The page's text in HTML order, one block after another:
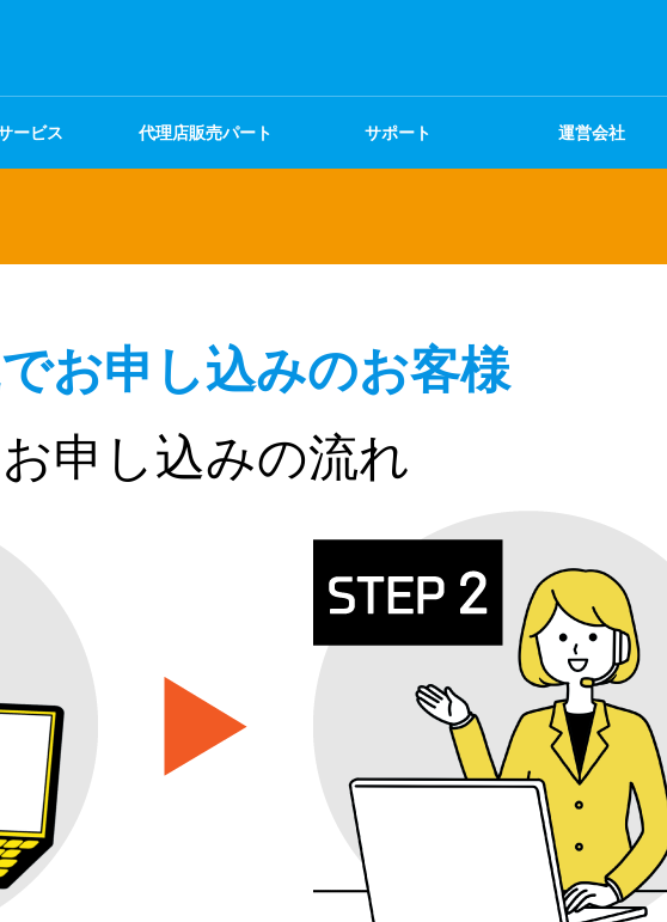
ービス 代理店販売パート サポート 運営会社
お申し込みのお客様
お申し込みの流れ